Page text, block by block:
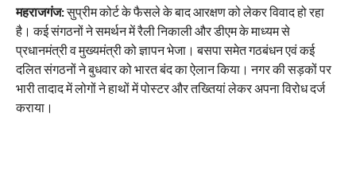
महराजगंज:सुप्रीम कोर्ट के फैसले के बाद आरक्षण को लेकर विवाद हो रहा
है। कई संगठनों ने समर्थन में रैली निकाली और डीएम के माध्यम से
प्रधानमंत्री व मुख्यमंत्री को ज्ञापन भेजा। बसपा समेत गठबंधन एवं कई
दलित संगठनों ने बुधवार को भारत बंद का ऐलान किया। नगर की सड़कों पर
भारी तादाद में लोगों ने हाथों में पोस्टर और तख्तियां लेकर अपना विरोध दर्ज
कराया।